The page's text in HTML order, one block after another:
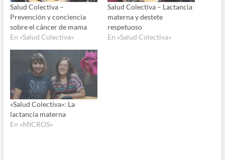
Salud Colectiva –
Prevención y conciencia
sobre el cáncer de mama
En «Salud Colectiva»
Salud Colectiva – Lactancia
materna y destete
respetuoso
En «Salud Colectiva»
«Salud Colectiva»: La
lactancia materna
En «MICROS»